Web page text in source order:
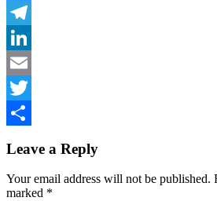
Facebook
Telegram
LinkedIn
Email
Twitter
Leave a Reply
Your email address will not be published.
marked *